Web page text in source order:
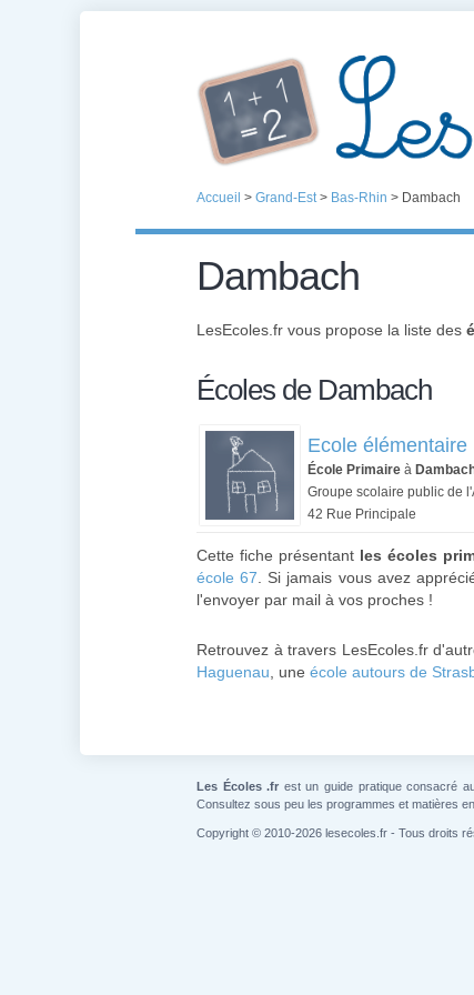
Accueil > Grand-Est> Bas-Rhin > Dambach
Dambach
LesEcoles.fr vous propose la liste des
Écoles de Dambach
Ecole élémentaire
École Primaire à
Groupe scolaire public de
42 Rue Principale
Cette fiche présentant les écoles
école 67 . Si jamais vous avez
l'envoyer par mail à vos proches !
Retrouvez à travers LesEcoles.fr
Haguenau , une école autours de
Les Écoles .fr est un guide pratique consacré
Consultez sous peu les programmes et matières
Copyright © 2010-2026 lesecoles.fr - Tous droits